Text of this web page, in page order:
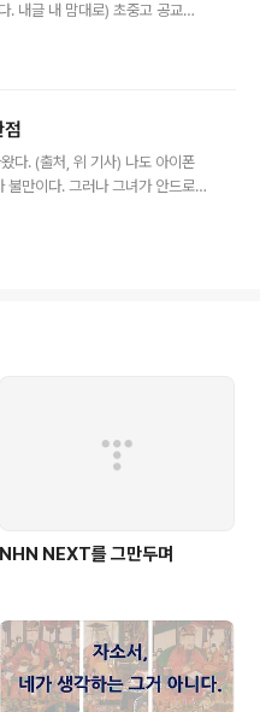
. 내글 내 맘대로) 초중고 공교육
"http://www.yonhapnews.co.
motie/ne/rt/press/bb
각론의 미세한(?)
다. (출처, 위 기사) 나도 아이폰
불만이다. 그러나 그녀가 안드로
다른 갤럭시로 갈 때 배울 것이
것이다. 이런 현상은 국내가 아
시장에는 제조사들끼리 (이제 한
NHN NEXT를 그만두며